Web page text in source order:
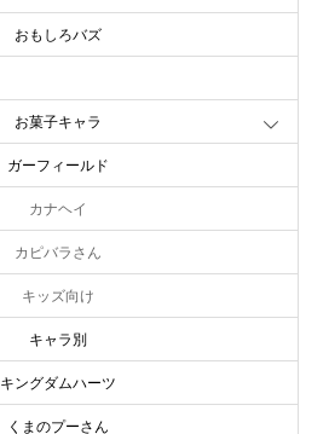
おもしろバズ
お菓子キャラ
ガーフィールド
カナヘイ
カピバラさん
キッズ向け
キャラ別
キングダムハーツ
くまのプーさん